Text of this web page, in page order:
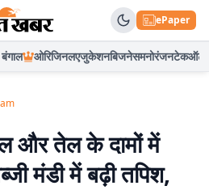
ePaper
ओरिजिनलएजुकेशनबिजनेसमनोरंजनटेकऑटो
और तेल के दामों में
मंडी में बढ़ी तपिश,